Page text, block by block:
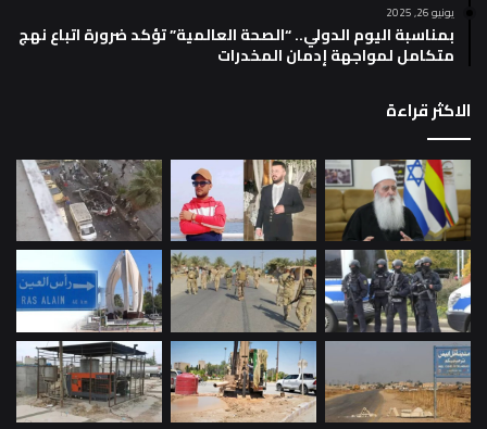
يونيو 26, 2025
بمناسبة اليوم الدولي.. “الصحة العالمية” تؤكد ضرورة اتباع نهج
متكامل لمواجهة إدمان المخدرات
الاكثر قراءة